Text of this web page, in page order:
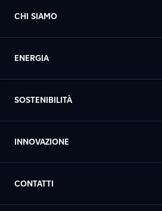
CHI SIAMO
ENERGIA
SOSTENIBILITÀ
INNOVAZIONE
CONTATTI